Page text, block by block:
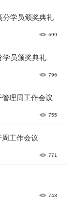
分学员颁奖典礼
699
学员颁奖典礼
796
理周工作会议
755
工作会议
771
743